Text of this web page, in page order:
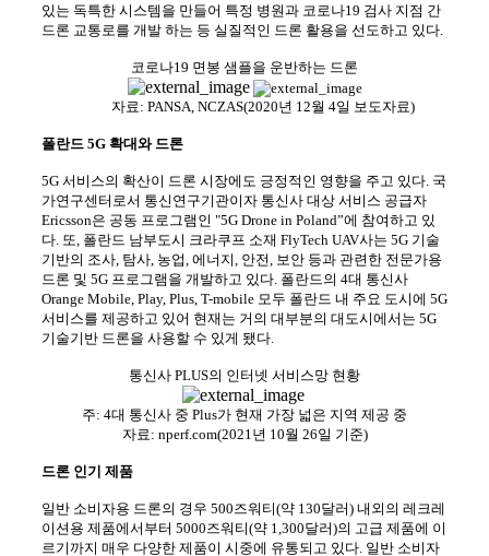
있는 독특한 시스템을 만들어 특정 병원과 코로나19 검사 지점 간
드론 교통로를 개발 하는 등 실질적인 드론 활용을 선도하고 있다.
코로나19 면봉 샘플을 운반하는 드론
자료: PANSA, NCZAS(2020년 12월 4일 보도자료)
폴란드 5G 확대와 드론
5G 서비스의 확산이 드론 시장에도 긍정적인 영향을 주고 있다. 국
가연구센터로서 통신연구기관이자 통신사 대상 서비스 공급자
Ericsson은 공동 프로그램인 "5G Drone in Poland”에 참여하고 있
다. 또, 폴란드 남부도시 크라쿠프 소재 FlyTech UAV사는 5G 기술
기반의 조사, 탐사, 농업, 에너지, 안전, 보안 등과 관련한 전문가용
드론 및 5G 프로그램을 개발하고 있다. 폴란드의 4대 통신사
Orange Mobile, Play, Plus, T-mobile 모두 폴란드 내 주요 도시에 5G
서비스를 제공하고 있어 현재는 거의 대부분의 대도시에서는 5G
기술기반 드론을 사용할 수 있게 됐다.
통신사 PLUS의 인터넷 서비스망 현황
주: 4대 통신사 중 Plus가 현재 가장 넓은 지역 제공 중
자료: nperf.com(2021년 10월 26일 기준)
드론 인기 제품
일반 소비자용 드론의 경우 500즈워티(약 130달러) 내외의 레크레
이션용 제품에서부터 5000즈워티(약 1,300달러)의 고급 제품에 이
르기까지 매우 다양한 제품이 시중에 유통되고 있다. 일반 소비자